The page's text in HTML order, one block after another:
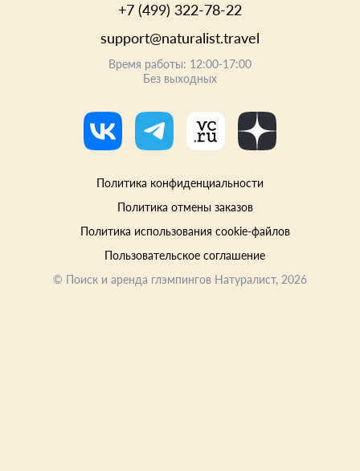
+7 (499) 322-78-22
support@naturalist.travel
Время работы: 12:00-17:00
Без выходных
Политика конфиденциальности
Политика отмены заказов
Политика использования cookie-файлов
Пользовательское соглашение
© Поиск и аренда глэмпингов Натуралист, 2026